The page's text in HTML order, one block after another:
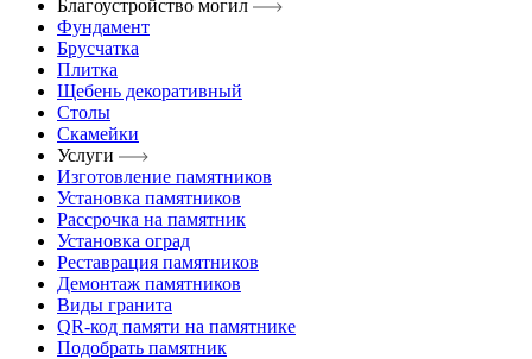
Благоустройство могил
Фундамент
Брусчатка
Плитка
Щебень декоративный
Столы
Скамейки
Услуги
Изготовление памятников
Установка памятников
Рассрочка на памятник
Установка оград
Реставрация памятников
Демонтаж памятников
Виды гранита
QR-код памяти на памятнике
Подобрать памятник